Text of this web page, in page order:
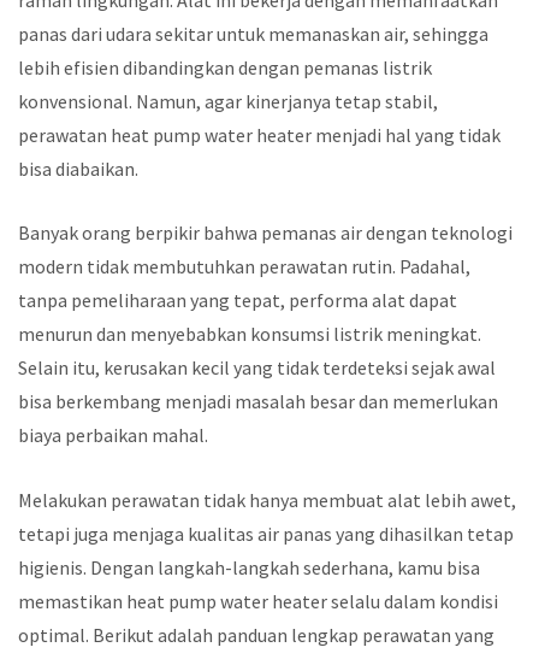
panas dari udara sekitar untuk memanaskan air, sehingga
lebih efisien dibandingkan dengan pemanas listrik
konvensional. Namun, agar kinerjanya tetap stabil,
perawatan heat pump water heater menjadi hal yang tidak
bisa diabaikan.
Banyak orang berpikir bahwa pemanas air dengan teknologi
modern tidak membutuhkan perawatan rutin. Padahal,
tanpa pemeliharaan yang tepat, performa alat dapat
menurun dan menyebabkan konsumsi listrik meningkat.
Selain itu, kerusakan kecil yang tidak terdeteksi sejak awal
bisa berkembang menjadi masalah besar dan memerlukan
biaya perbaikan mahal.
Melakukan perawatan tidak hanya membuat alat lebih awet,
tetapi juga menjaga kualitas air panas yang dihasilkan tetap
higienis. Dengan langkah-langkah sederhana, kamu bisa
memastikan heat pump water heater selalu dalam kondisi
optimal. Berikut adalah panduan lengkap perawatan yang